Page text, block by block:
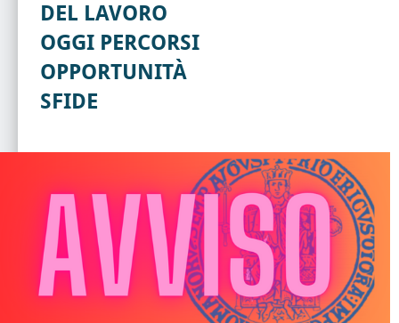
DEL LAVORO
OGGI PERCORSI
OPPORTUNITÀ
SFIDE